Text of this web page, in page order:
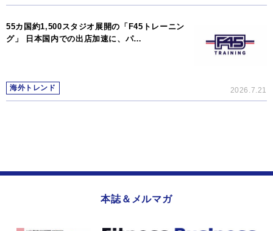
55カ国約1,500スタジオ展開の「F45トレーニン
グ」 日本国内での出店加速に、パ…
海外トレンド 2026.7.21
本誌＆メルマガ